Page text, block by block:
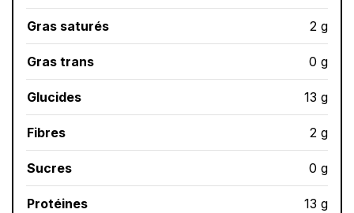
Gras saturés 2 g
Gras trans 0 g
Glucides 13 g
Fibres 2 g
Sucres 0 g
Protéines 13 g